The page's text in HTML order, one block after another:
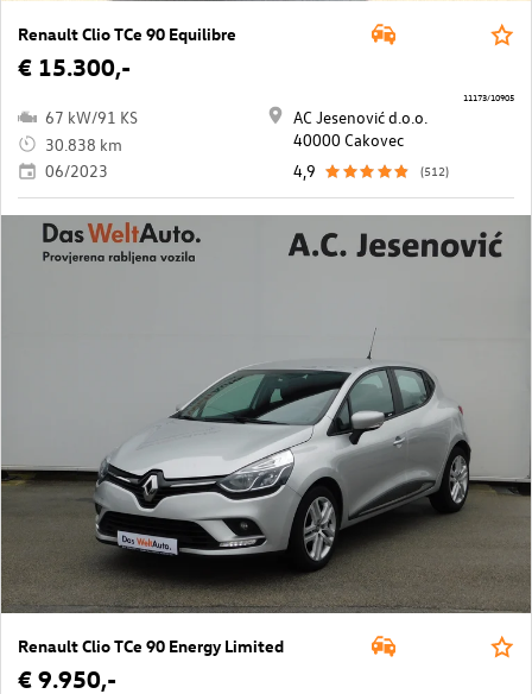
Renault Clio TCe 90 Equilibre
€ 15.300,-
67 kW/91 KS
30.838 km
06/2023
AC Jesenović d.o.o.
40000 Cakovec
4,9
(512)
11173/10905
Renault Clio TCe 90 Energy Limited
€ 9.950,-